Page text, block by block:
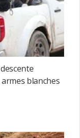
blanches